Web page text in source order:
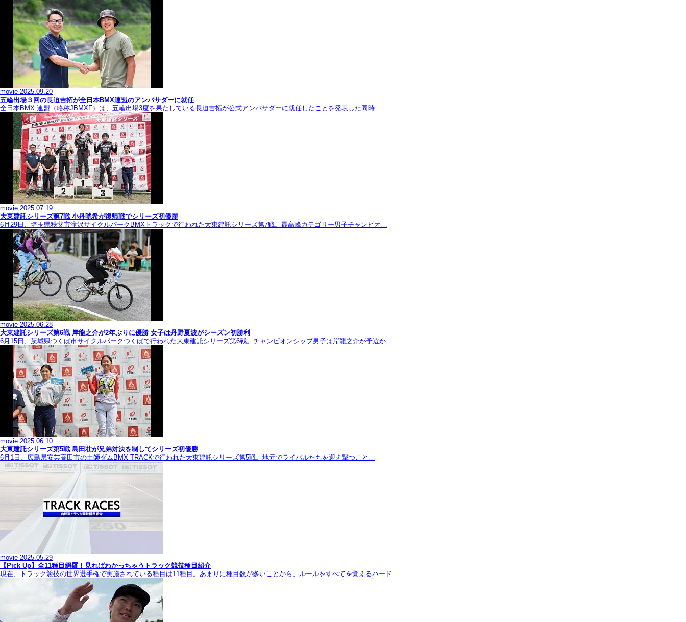
movie 2025.09.20
五輪出場３回の長迫吉拓が全日本BMX連盟のアンバサダーに就任
全日本BMX 連盟（略称JBMXF）は、五輪出場3度を果たしている長迫吉拓が公式アンバサダーに就任したことを発表した同時…
movie 2025.07.19
大東建託シリーズ第7戦 ⼩丹晄希が復帰戦でシリーズ初優勝
6月29日、埼玉県秩父市滝沢サイクルパークBMXトラックで行われた大東建託シリーズ第7戦。最高峰カテゴリー男子チャンピオ…
movie 2025.06.28
大東建託シリーズ第6戦 岸龍之介が2年ぶりに優勝 女子は丹野夏波がシーズン初勝利
6月15日、茨城県つくば市サイクルパークつくばで行われた大東建託シリーズ第6戦。チャンピオンシップ男子は岸龍之介が予選か…
movie 2025.06.10
大東建託シリーズ第5戦 島田壮が兄弟対決を制してシリーズ初優勝
6月1日、広島県安芸高田市の土師ダムBMX TRACKで行われた大東建託シリーズ第5戦。地元でライバルたちを迎え撃つこと…
movie 2025.05.29
【Pick Up】全11種目網羅！見ればわかっちゃうトラック競技種目紹介
現在、トラック競技の世界選手権で実施されている種目は11種目。あまりに種目数が多いことから、ルールをすべてを覚えるハード…